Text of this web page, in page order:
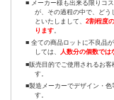
■ メーカー様も出来る限りコ
が、その過程の中で、どう
といたしまして、2割程度
ります
■ 全ての商品ロットに不良品
しては、 人数分の個数では
■販売目的でご使用されるお客
す。
■製造メーカーでデザイン・
す。